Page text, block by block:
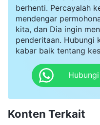
berhenti. Percayalah
mendengar
kita, dan Dia ingin
penderitaan. Hubungi
kabar baik tentang
Konten Terkait